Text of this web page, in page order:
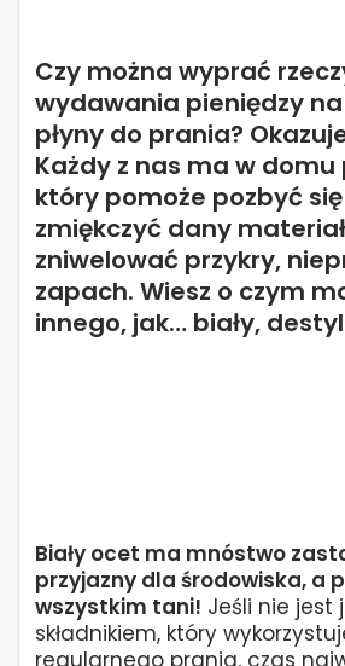
Czy można wyprać
wydawania pieniędzy na
płyny do prania?
Każdy z nas ma w
który pomoże pozbyć
zmiękczyć dany
zniwelować przykry,
zapach. Wiesz o czym
innego, jak… biały,
Biały ocet ma mnóstwo
przyjazny dla środowiska, a
wszystkim tani! Jeśli nie jest
składnikiem, który
regularnego prania, czas